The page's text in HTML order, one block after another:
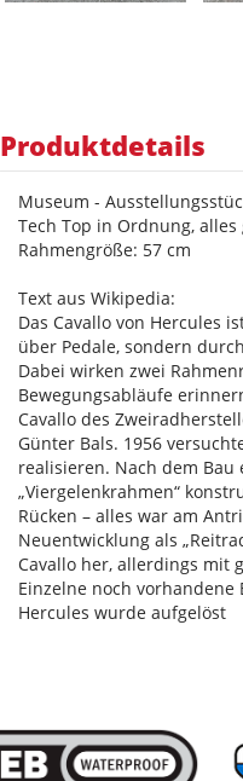
Produktdetails
Museum -
Tech Top in Ordnung,
Rahmengröße: 57 cm
Text aus Wikipedia:
Das Cavallo von Hercules
über Pedale, sondern
Dabei wirken zwei
Bewegungsabläufe
Cavallo des
Günter Bals. 1956
realisieren. Nach dem Bau
„Viergelenkrahmen“
Rücken – alles war am
Neuentwicklung als
Cavallo her, allerdings mit
Einzelne noch
Hercules wurde aufgelöst